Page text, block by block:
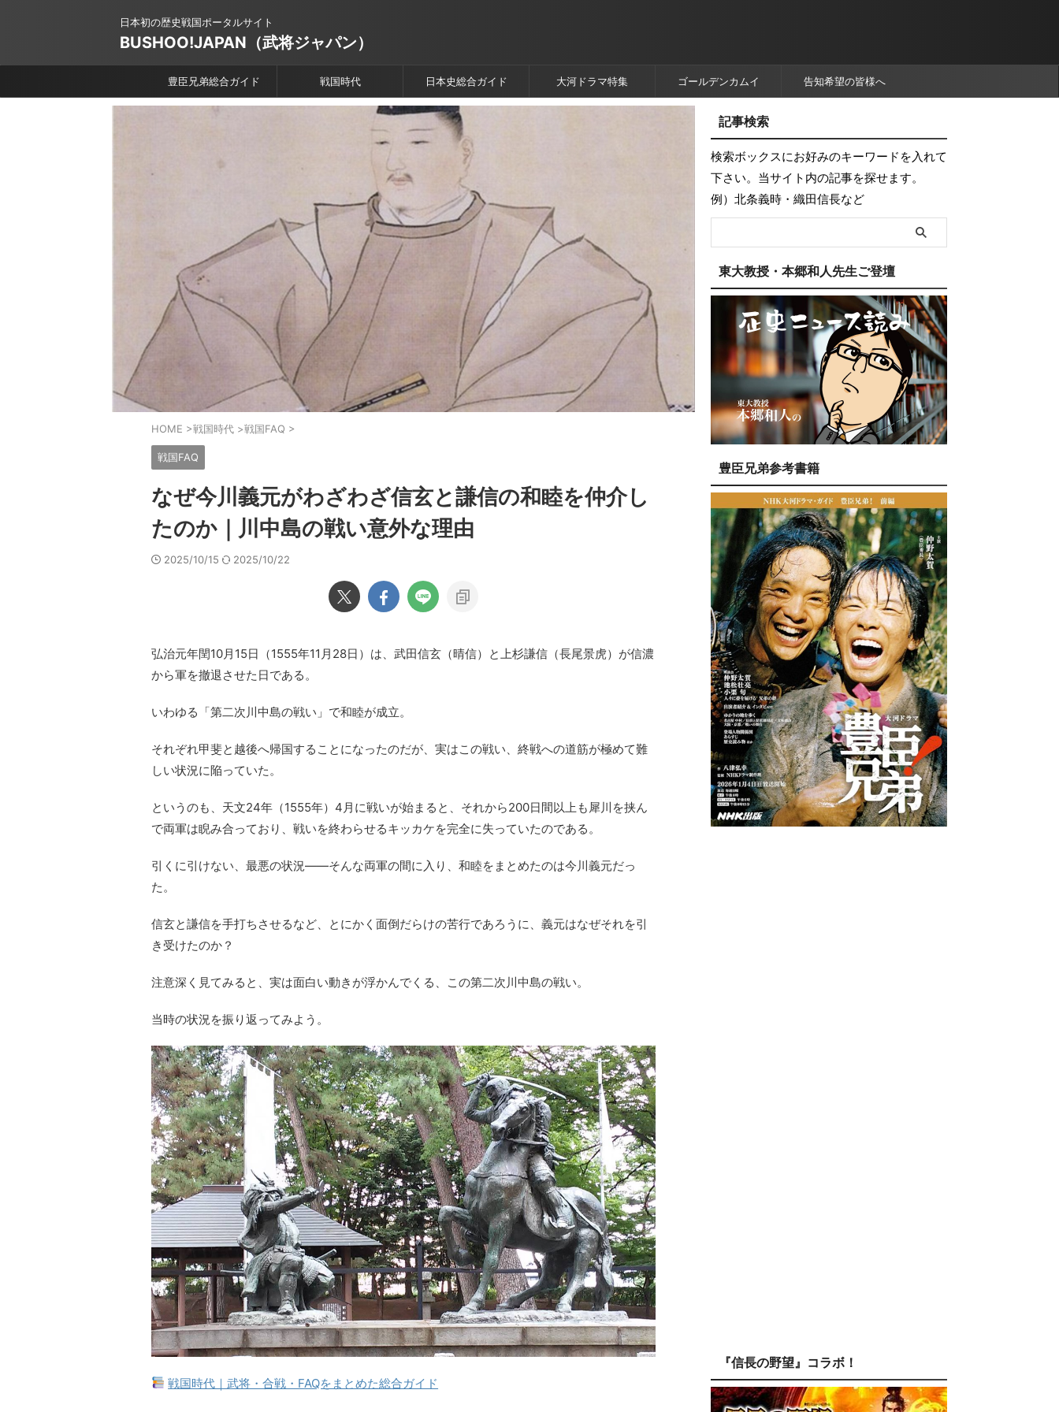
日本初の歴史戦国ポータルサイト
BUSHOO!JAPAN（武将ジャパン）
豊臣兄弟総合ガイド 戦国時代 日本史総合ガイド 大河ドラマ特集 ゴールデンカムイ 告知希望の皆様へ
HOME >戦国時代 >戦国FAQ >
戦国FAQ
なぜ今川義元がわざわざ信玄と謙信の和睦を仲介し
たのか｜川中島の戦い意外な理由
2025/10/15 2025/10/22
弘治元年閏10月15日（1555年11月28日）は、武田信玄（晴信）と上杉謙信（長尾景虎）が信濃
から軍を撤退させた日である。
いわゆる「第二次川中島の戦い」で和睦が成立。
それぞれ甲斐と越後へ帰国することになったのだが、実はこの戦い、終戦への道筋が極めて難
しい状況に陥っていた。
というのも、天文24年（1555年）4月に戦いが始まると、それから200日間以上も犀川を挟ん
で両軍は睨み合っており、戦いを終わらせるキッカケを完全に失っていたのである。
引くに引けない、最悪の状況――そんな両軍の間に入り、和睦をまとめたのは今川義元だっ
た。
信玄と謙信を手打ちさせるなど、とにかく面倒だらけの苦行であろうに、義元はなぜそれを引
き受けたのか？
注意深く見てみると、実は面白い動きが浮かんでくる、この第二次川中島の戦い。
当時の状況を振り返ってみよう。
戦国時代｜武将・合戦・FAQをまとめた総合ガイド
記事検索
検索ボックスにお好みのキーワードを入れて
下さい。当サイト内の記事を探せます。
例）北条義時・織田信長など
東大教授・本郷和人先生ご登壇
豊臣兄弟参考書籍
『信長の野望』コラボ！